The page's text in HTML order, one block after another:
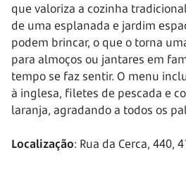
que valoriza a cozinha
de uma esplanada e jardim
podem brincar, o que o torna
para almoços ou jantares em
tempo se faz sentir. O menu
à inglesa, filetes de pescada e
laranja, agradando a todos os
Localização: Rua da Cerca, 440,